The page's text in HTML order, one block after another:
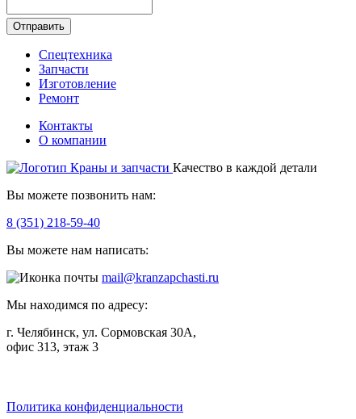
Отправить
Спецтехника
Запчасти
Изготовление
Ремонт
Контакты
О компании
Качество в каждой детали
Вы можете позвонить нам:
8 (351) 218-59-40
Вы можете нам написать:
mail@kranzapchasti.ru
Мы находимся по адресу:
г. Челябинск, ул. Сормовская 30А,
офис 313, этаж 3
Политика конфиденциальности